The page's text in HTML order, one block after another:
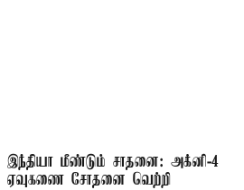
இந்தியா மீண்டும் சாதனை: அக்னி-4
ஏவுகணை சோதனை வெற்றி